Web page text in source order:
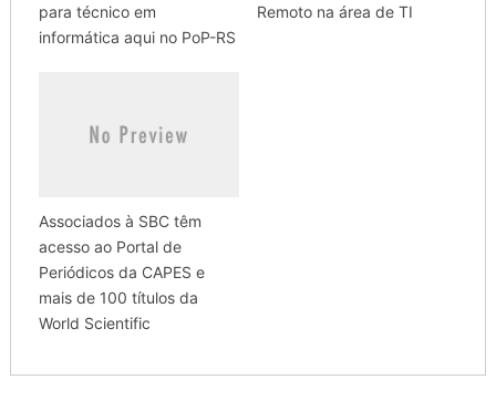
para técnico em
informática aqui no PoP-RS
Remoto na área de TI
Associados à SBC têm
acesso ao Portal de
Periódicos da CAPES e
mais de 100 títulos da
World Scientific